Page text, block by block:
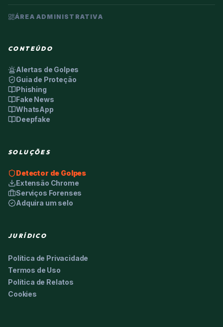
ÁREA ADMINISTRATIVA
CONTEÚDO
Alertas de Golpes
Guia de Proteção
Phishing
Fake News
WhatsApp
Deepfake
SOLUÇÕES
Detector de Golpes
Extensão Chrome
Serviços Forenses
Adquira um selo
JURÍDICO
Política de Privacidade
Termos de Uso
Política de Relatos
Cookies